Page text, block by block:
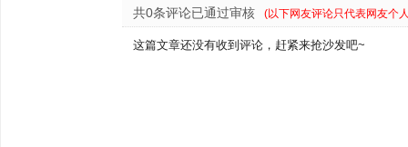
共0条评论已通过审核 (以下网友评论只代表网友个
这篇文章还没有收到评论，赶紧来抢沙发吧~